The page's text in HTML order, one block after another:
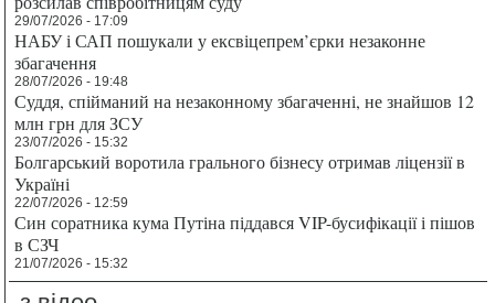
29/07/2026 - 17:09
НАБУ і САП пошукали у ексвіцепрем’єрки незаконне
збагачення
28/07/2026 - 19:48
Суддя, спійманий на незаконному збагаченні, не знайшов 12
млн грн для ЗСУ
23/07/2026 - 15:32
Болгарський воротила грального бізнесу отримав ліцензії в
Україні
22/07/2026 - 12:59
Син соратника кума Путіна піддався VIP-бусифікації і пішов
в СЗЧ
21/07/2026 - 15:32